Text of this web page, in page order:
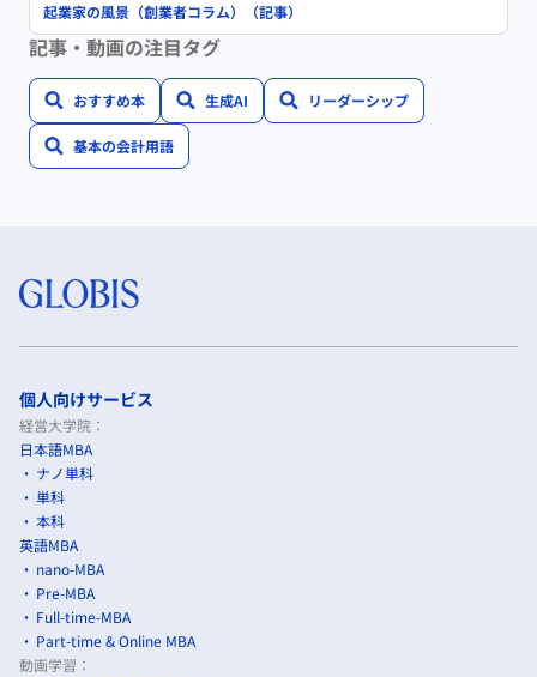
起業家の風景（創業者コラム）（記事）
記事・動画の注目タグ
おすすめ本 生成AI リーダーシップ
基本の会計用語
個人向けサービス
経営大学院：
日本語MBA
ナノ単科
単科
本科
英語MBA
nano-MBA
Pre-MBA
Full-time-MBA
Part-time & Online MBA
動画学習：